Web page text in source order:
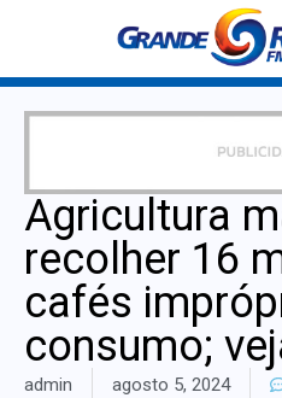
Agricultura
recolher 16
cafés
consumo;
admin agosto 5, 2024